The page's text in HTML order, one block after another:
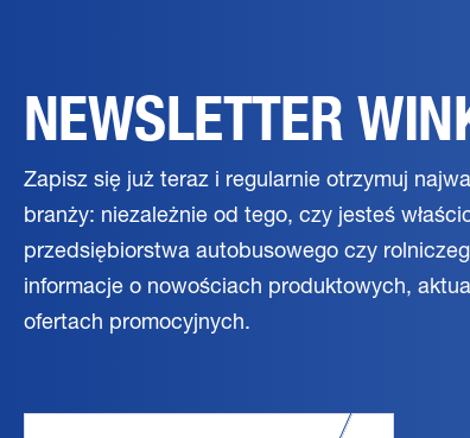
NEWSLETTER
Zapisz się już teraz i regularnie otrzymuj
branży: niezależnie od tego, czy jesteś
przedsiębiorstwa autobusowego czy
informacje o nowościach produktowych,
ofertach promocyjnych.